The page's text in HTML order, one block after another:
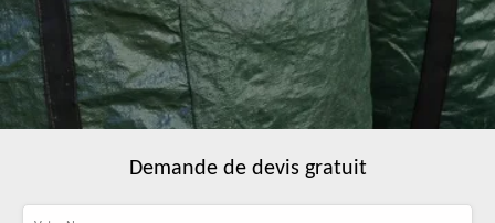
Demande de devis gratuit